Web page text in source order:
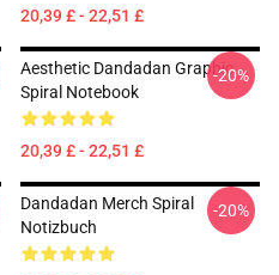
20,39 £ - 22,51 £
Aesthetic Dandadan Graphic
Spiral Notebook
20,39 £ - 22,51 £
-20%
Dandadan Merch Spiral
Notizbuch
-20%